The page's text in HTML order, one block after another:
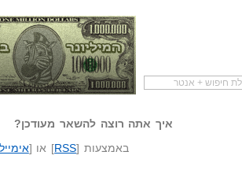
המיליונר בפיג'מה שיווק שותפיםאיך אתה רוצה להשאר מעודכן?
באמצעות [RSS] או [